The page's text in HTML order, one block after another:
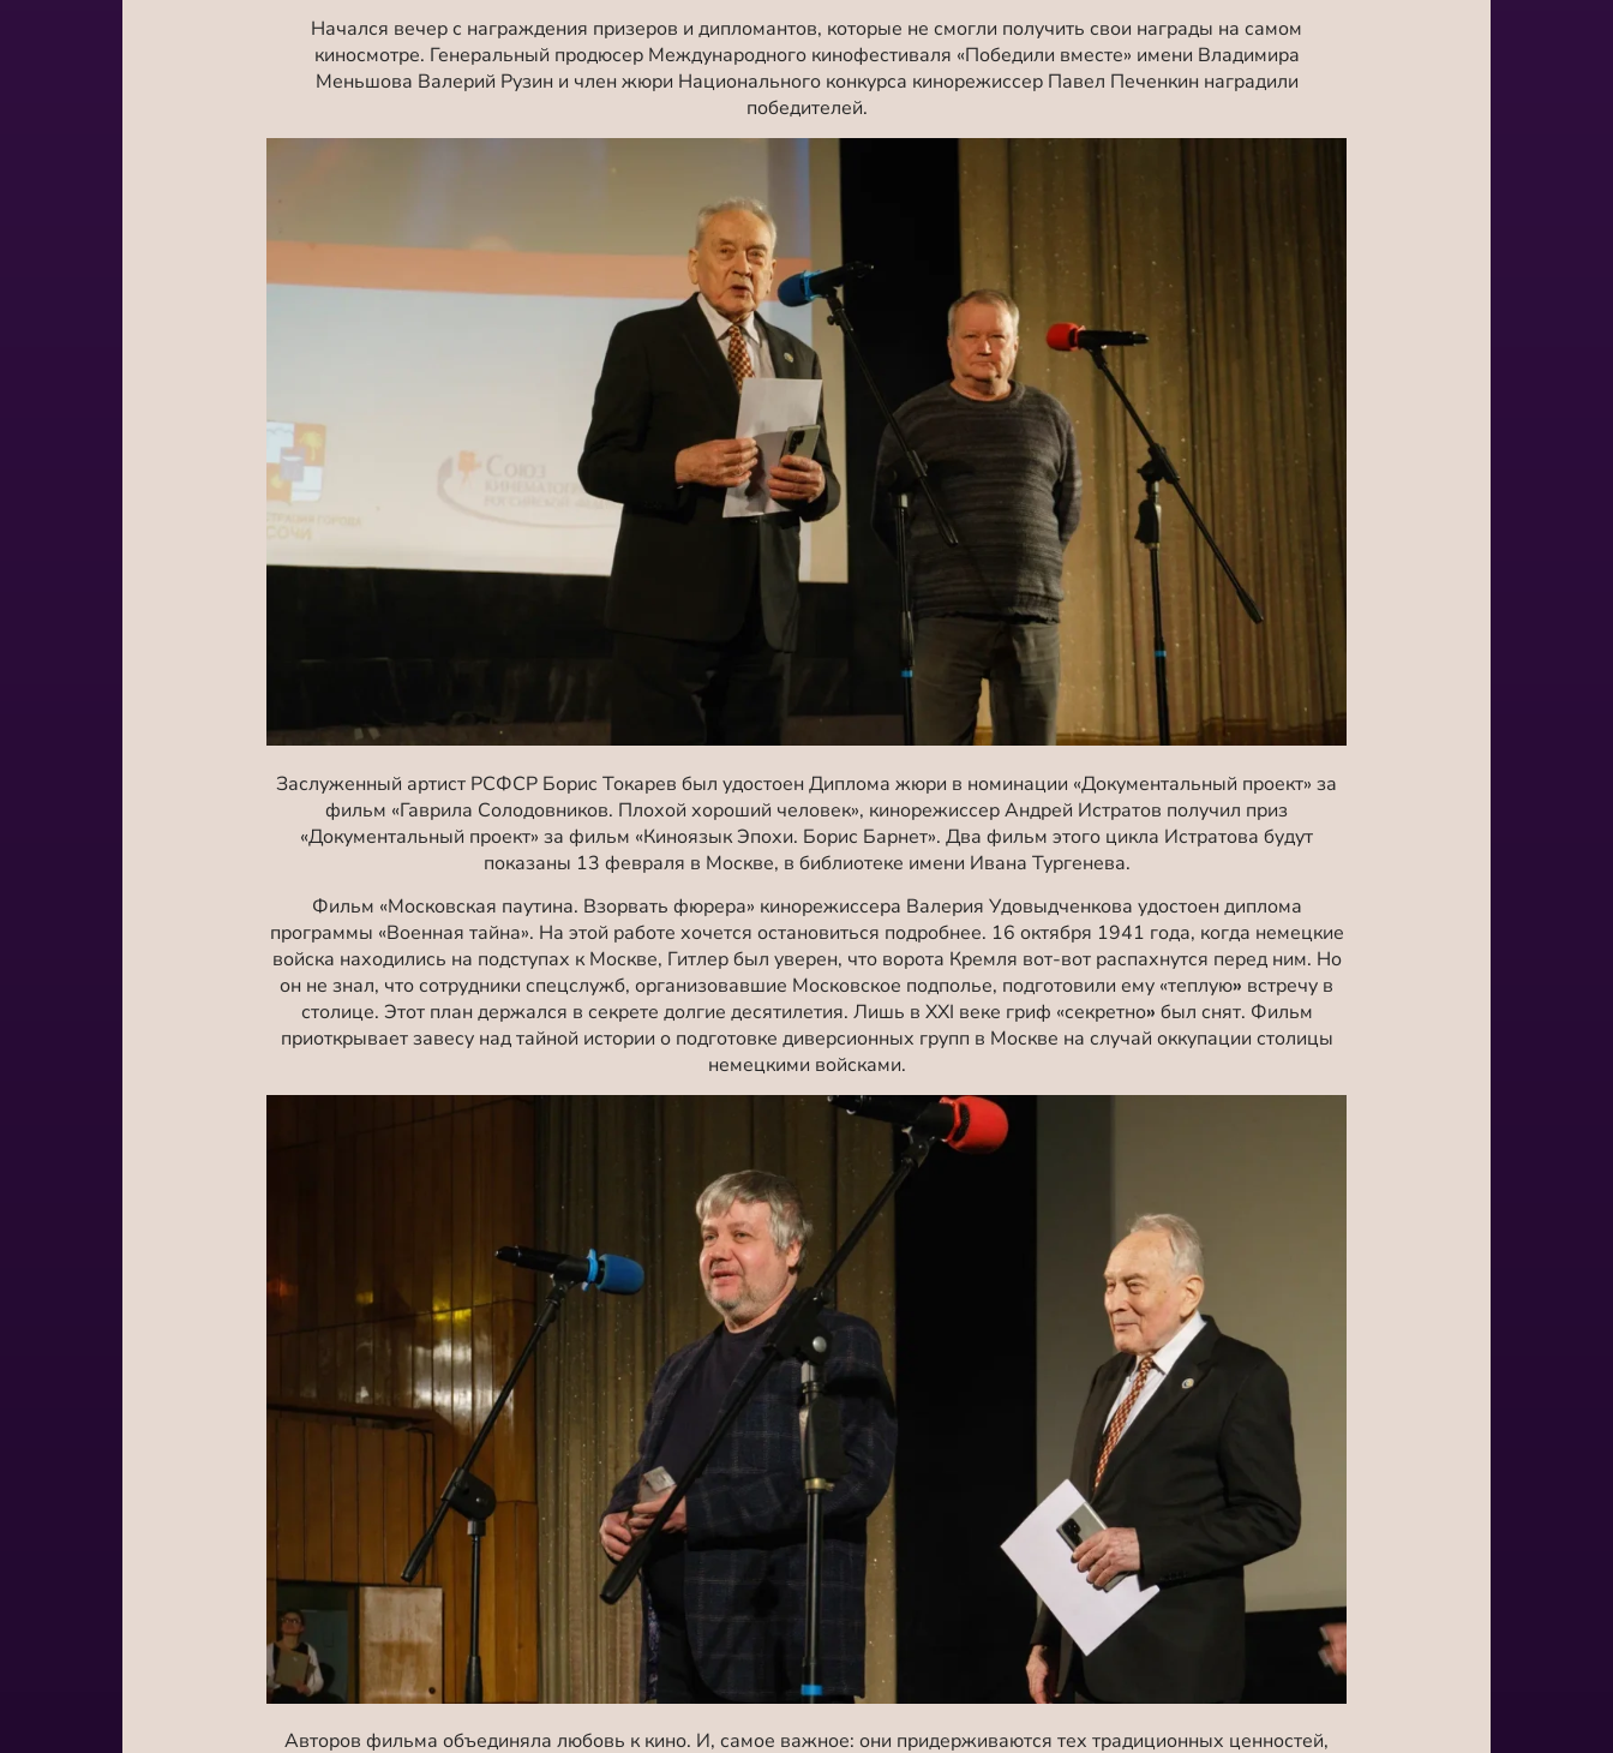
Начался вечер с награждения призеров и дипломантов, которые не смогли получить свои награды на самом
киносмотре. Генеральный продюсер Международного кинофестиваля «Победили вместе» имени Владимира
Меньшова Валерий Рузин и член жюри Национального конкурса кинорежиссер Павел Печенкин наградили
победителей.
Заслуженный артист РСФСР Борис Токарев был удостоен Диплома жюри в номинации «Документальный проект» за
фильм «Гаврила Солодовников. Плохой хороший человек», кинорежиссер Андрей Истратов получил приз
«Документальный проект» за фильм «Киноязык Эпохи. Борис Барнет». Два фильм этого цикла Истратова будут
показаны 13 февраля в Москве, в библиотеке имени Ивана Тургенева.
Фильм «Московская паутина. Взорвать фюрера» кинорежиссера Валерия Удовыдченкова удостоен диплома
программы «Военная тайна». На этой работе хочется остановиться подробнее. 16 октября 1941 года, когда немецкие
войска находились на подступах к Москве, Гитлер был уверен, что ворота Кремля вот-вот распахнутся перед ним. Но
он не знал, что сотрудники спецслужб, организовавшие Московское подполье, подготовили ему «теплую» встречу в
столице. Этот план держался в секрете долгие десятилетия. Лишь в ХХI веке гриф «секретно» был снят. Фильм
приоткрывает завесу над тайной истории о подготовке диверсионных групп в Москве на случай оккупации столицы
немецкими войсками.
Авторов фильма объединяла любовь к кино. И, самое важное: они придерживаются тех традиционных ценностей,